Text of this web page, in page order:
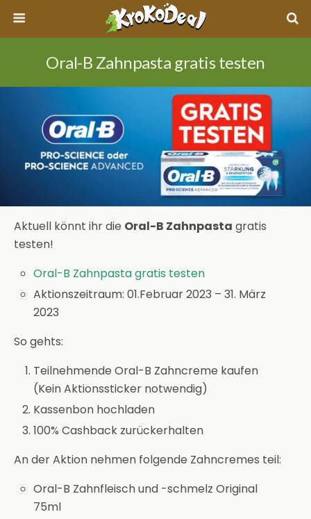
Oral-B Zahnpasta gratis testen
Aktuell könnt ihr die Oral-B Zahnpasta gratis
testen!
Oral-B Zahnpasta gratis testen
Aktionszeitraum: 01.Februar 2023 – 31. März
2023
So gehts:
Teilnehmende Oral-B Zahncreme kaufen
(Kein Aktionssticker notwendig)
Kassenbon hochladen
100% Cashback zurückerhalten
An der Aktion nehmen folgende Zahncremes teil:
Oral-B Zahnfleisch und -schmelz Original
75ml